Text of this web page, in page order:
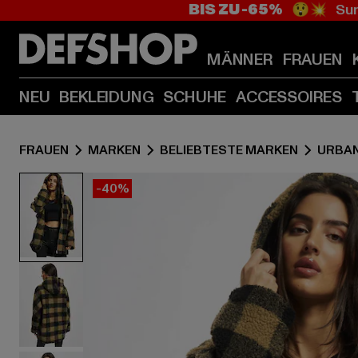
BIS ZU -65% 😲💥
MÄNNER FRAUEN
NEU BEKLEIDUNG SCHUHE ACCESSOIRES
FRAUEN MARKEN BELIEBTESTE MARKEN
-40%